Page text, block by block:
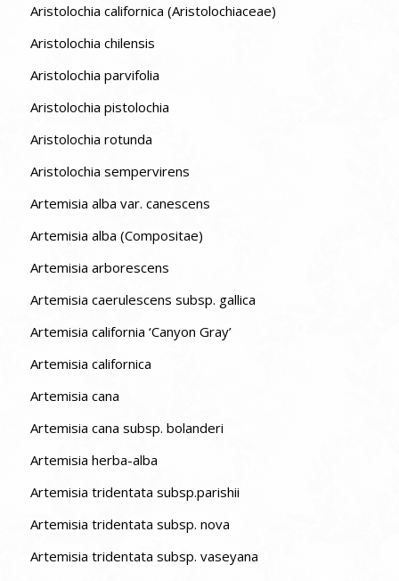
Aristolochia californica (Aristolochiaceae)
Aristolochia chilensis
Aristolochia parvifolia
Aristolochia pistolochia
Aristolochia rotunda
Aristolochia sempervirens
Artemisia alba var. canescens
Artemisia alba (Compositae)
Artemisia arborescens
Artemisia caerulescens subsp. gallica
Artemisia california ‘Canyon Gray’
Artemisia californica
Artemisia cana
Artemisia cana subsp. bolanderi
Artemisia herba-alba
Artemisia tridentata subsp.parishii
Artemisia tridentata subsp. nova
Artemisia tridentata subsp. vaseyana